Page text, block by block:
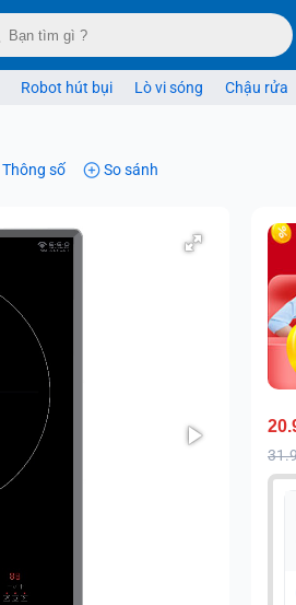
Robot hút bụi Lò vi sóng Chậu rửa
Thông số So sánh